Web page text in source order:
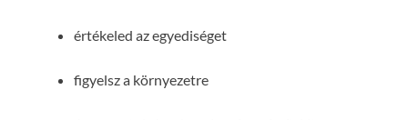
értékeled az egyediséget
figyelsz a környezetre